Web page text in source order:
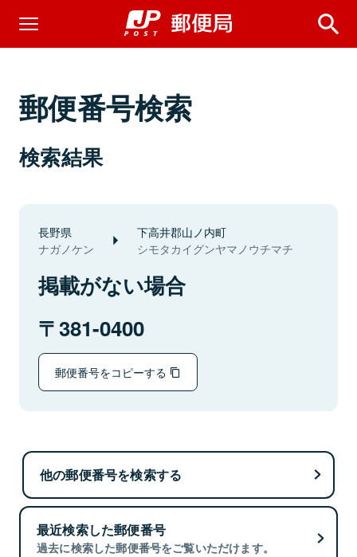
郵便番号検索
検索結果
長野県
ナガノケン
下高井郡山ノ内町
シモタカイグンヤマノウチマチ
掲載がない場合
381-0400
郵便番号をコピーする
他の郵便番号を検索する
最近検索した郵便番号
過去に検索した郵便番号をご覧いただけます。